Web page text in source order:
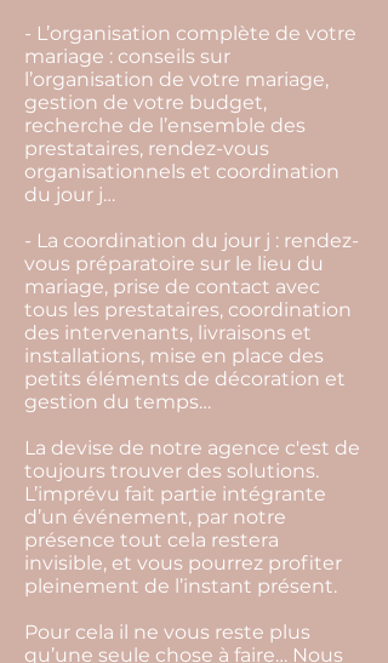
- L’organisation complète de votre
mariage : conseils sur
l’organisation de votre mariage,
gestion de votre budget,
recherche de l’ensemble des
prestataires, rendez-vous
organisationnels et coordination
du jour j…
- La coordination du jour j : rendez-
vous préparatoire sur le lieu du
mariage, prise de contact avec
tous les prestataires, coordination
des intervenants, livraisons et
installations, mise en place des
petits éléments de décoration et
gestion du temps…
La devise de notre agence c'est de
toujours trouver des solutions.
L’imprévu fait partie intégrante
d’un événement, par notre
présence tout cela restera
invisible, et vous pourrez profiter
pleinement de l’instant présent.
Pour cela il ne vous reste plus
qu’une seule chose à faire… Nous